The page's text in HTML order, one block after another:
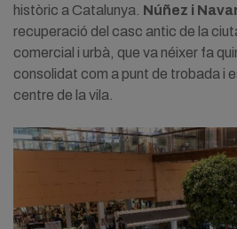
històric a Catalunya. Núñez i
recuperació del casc antic de la
comercial i urbà, que va néixer fa
consolidat com a punt de trobada i
centre de la vila.